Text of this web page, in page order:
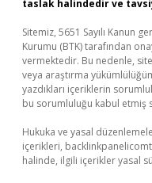
taslak halindedir ve
Sitemiz, 5651 Sayılı Kanun
Kurumu (BTK) tarafından
vermektedir. Bu nedenle,
veya araştırma
yazdıkları içeriklerin
bu sorumluluğu kabul etmiş
Hukuka ve yasal
içerikleri,
halinde, ilgili içerikler yasal